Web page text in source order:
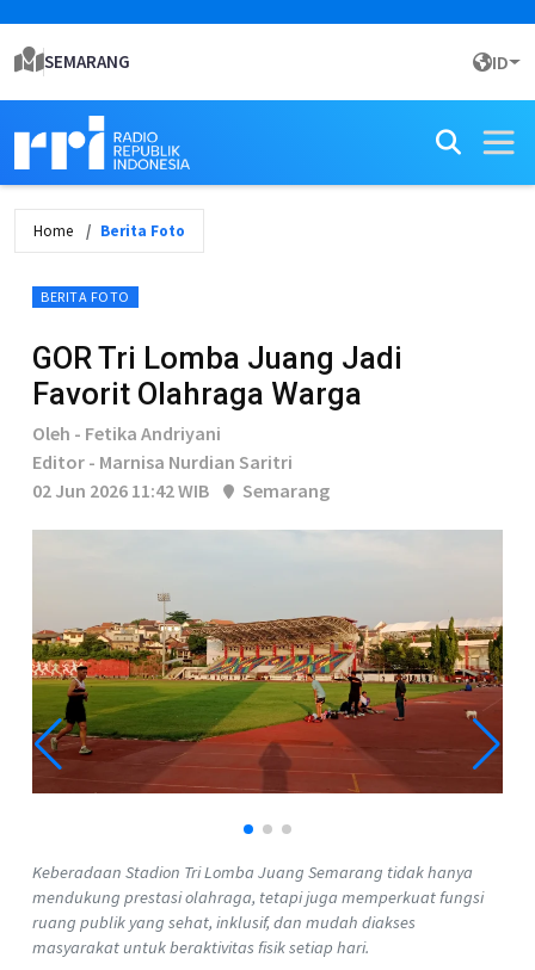
SEMARANG ID
Home Berita Foto
BERITA FOTO
GOR Tri Lomba Juang Jadi
Favorit Olahraga Warga
Oleh - Fetika Andriyani
Editor - Marnisa Nurdian Saritri
02 Jun 2026 11:42 WIB
Semarang
Keberadaan Stadion Tri Lomba Juang Semarang tidak hanya
mendukung prestasi olahraga, tetapi juga memperkuat fungsi
ruang publik yang sehat, inklusif, dan mudah diakses
masyarakat untuk beraktivitas fisik setiap hari.